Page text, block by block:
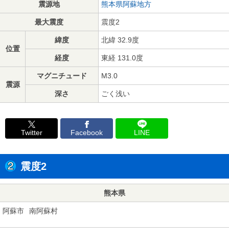
震源地 熊本県阿蘇地方
最大震度 震度2
位置
緯度 北緯 32.9度
経度 東経 131.0度
震源
マグニチュード M3.0
深さ ごく浅い
Twitter Facebook LINE
震度2
熊本県
阿蘇市 南阿蘇村